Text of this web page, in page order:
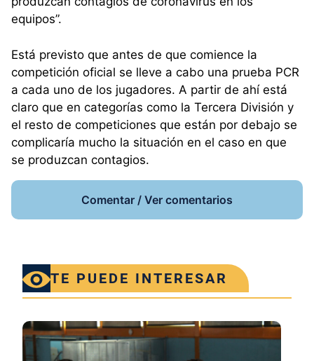
equipos”.
Está previsto que antes de que comience la
competición oficial se lleve a cabo una prueba PCR
a cada uno de los jugadores. A partir de ahí está
claro que en categorías como la Tercera División y
el resto de competiciones que están por debajo se
complicaría mucho la situación en el caso en que
se produzcan contagios.
Comentar / Ver comentarios
TE PUEDE INTERESAR